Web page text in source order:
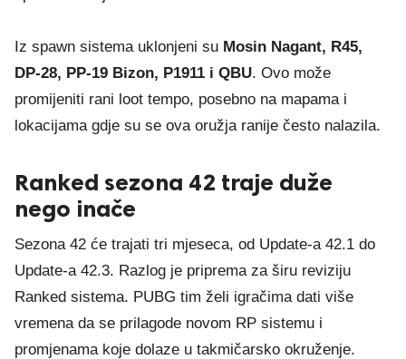
Iz spawn sistema uklonjeni su Mosin Nagant, R45,
DP-28, PP-19 Bizon, P1911 i QBU. Ovo može
promijeniti rani loot tempo, posebno na mapama i
lokacijama gdje su se ova oružja ranije često nalazila.
Ranked sezona 42 traje duže
nego inače
Sezona 42 će trajati tri mjeseca, od Update-a 42.1 do
Update-a 42.3. Razlog je priprema za širu reviziju
Ranked sistema. PUBG tim želi igračima dati više
vremena da se prilagode novom RP sistemu i
promjenama koje dolaze u takmičarsko okruženje.